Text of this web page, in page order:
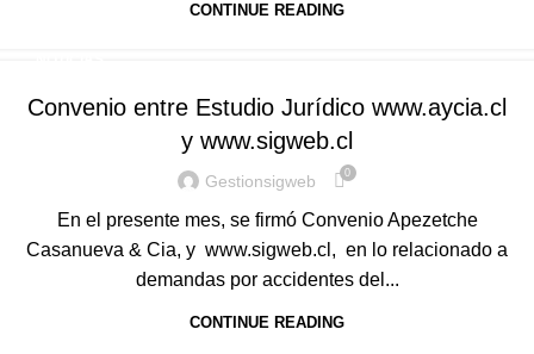
CONTINUE READING
Convenio entre Estudio Jurídico www.aycia.cl
y www.sigweb.cl
Gestionsigweb 0
En el presente mes, se firmó Convenio Apezetche
Casanueva & Cia, y www.sigweb.cl, en lo relacionado a
demandas por accidentes del...
CONTINUE READING